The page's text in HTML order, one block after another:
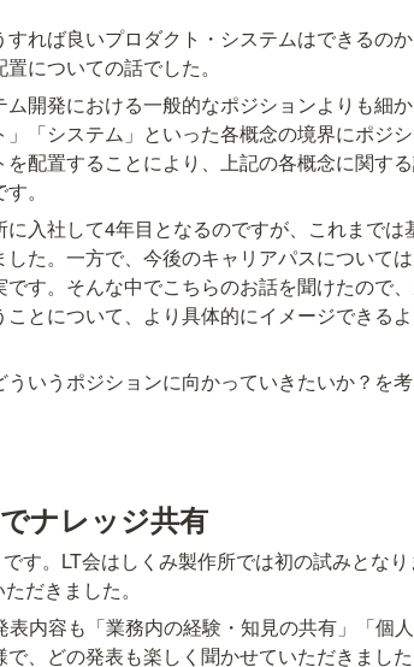
れば良いプロダクト・システムはできるの
についての話でした。
開発における一般的なポジションよりも細
「システム」といった各概念の境界にポジ
配置することにより、上記の各概念に関す
。
入社して4年目となるのですが、これまでは
た。一方で、今後のキャリアパスについて
す。そんな中でこちらのお話を聞けたので
とについて、より具体的にイメージできる
いうポジションに向かっていきたいか？を
ナレッジ共有
す。LT会はしくみ製作所では初の試みとな
だきました。
内容も「業務内の経験・知見の共有」「個
、どの発表も楽しく聞かせていただきました